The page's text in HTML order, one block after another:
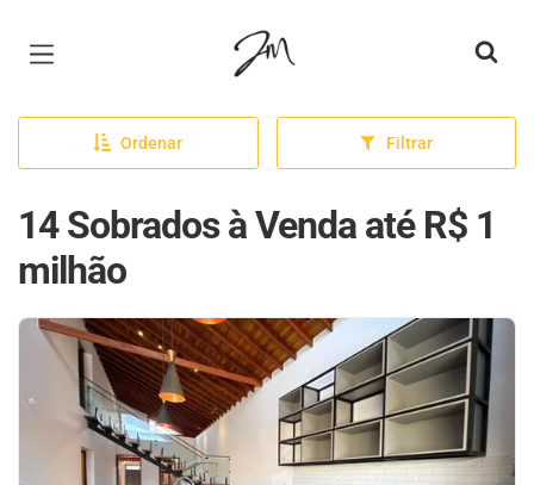
Página inicial
Ordenar Filtrar
14 Sobrados à Venda até R$ 1
milhão